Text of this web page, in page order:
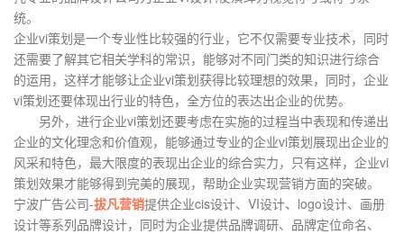
统。
企业vi策划是一个专业性比较强的行业，它不仅需要专业技术，同时
还需要了解其它相关学科的常识，能够对不同门类的知识进行综合
的运用，这样才能够让企业vi策划获得比较理想的效果，同时，企业
vi策划还要体现出行业的特色，全方位的表达出企业的优势。
另外，进行企业vi策划还要考虑在实施的过程当中表现和传递出
企业的文化理念和价值观，能够通过专业的企业vi策划展现出企业的
风采和特色，最大限度的表现出企业的综合实力，只有这样，企业vi
策划效果才能够得到完美的展现，帮助企业实现营销方面的突破。
宁波广告公司-拔凡营销提供企业cis设计、VI设计、logo设计、画册
设计等系列品牌设计，同时为企业提供品牌调研、品牌定位命名、